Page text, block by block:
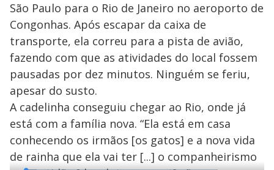
São Paulo para o Rio de Janeiro no aeroporto de
Congonhas. Após escapar da caixa de
transporte, ela correu para a pista de avião,
fazendo com que as atividades do local fossem
pausadas por dez minutos. Ninguém se feriu,
apesar do susto.
A cadelinha conseguiu chegar ao Rio, onde já
está com a família nova. “Ela está em casa
conhecendo os irmãos [os gatos] e a nova vida
de rainha que ela vai ter [...] o companheirismo